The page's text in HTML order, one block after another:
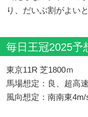
り、だいぶ割がよいと
毎日王冠2025予
東京11R 芝1800ｍ
馬場想定：良、超高
風向想定：南南東4m/